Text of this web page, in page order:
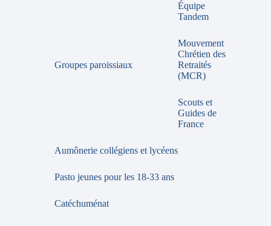
Groupes paroissiaux
Équipe
Tandem
Mouvement
Chrétien des
Retraités
(MCR)
Scouts et
Guides de
France
Aumônerie collégiens et lycéens
Pasto jeunes pour les 18-33 ans
Catéchuménat